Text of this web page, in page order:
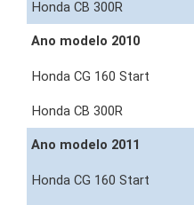
Ano modelo 2010
Ano modelo 2011